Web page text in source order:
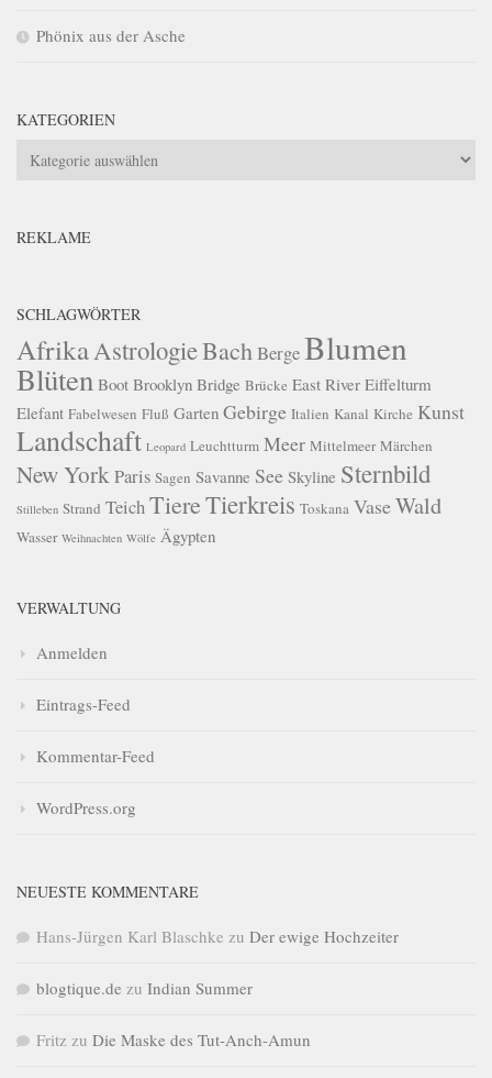
Phönix aus der Asche
KATEGORIEN
Kategorien
REKLAME
SCHLAGWÖRTER
Afrika AstrologieBach BergeBlumen
Blüten Boot Brooklyn Bridge Brücke East River Eiffelturm
Elefant Fabelwesen Fluß Garten Gebirge Italien Kanal Kirche Kunst
Landschaft Leopard Leuchtturm Meer Mittelmeer Märchen
New YorkParis Sagen Savanne See Skyline Sternbild
Stilleben Strand TeichTiereTierkreis Toskana VaseWald
Wasser Weihnachten Wölfe Ägypten
VERWALTUNG
Anmelden
Eintrags-Feed
Kommentar-Feed
WordPress.org
NEUESTE KOMMENTARE
Hans-Jürgen Karl Blaschke zu Der ewige Hochzeiter
blogtique.de zu Indian Summer
Fritz zu Die Maske des Tut-Anch-Amun